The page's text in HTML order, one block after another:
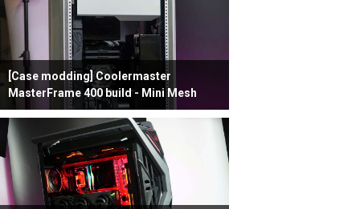
[Case modding] Coolermaster
MasterFrame 400 build - Mini Mesh